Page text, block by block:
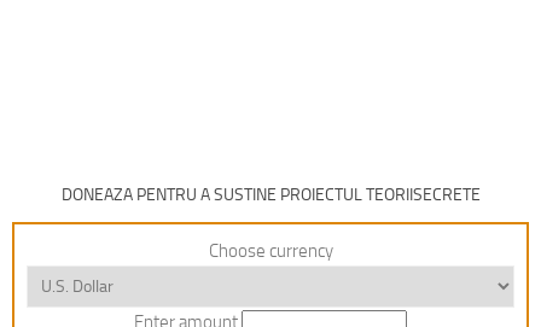
DONEAZA PENTRU A SUSTINE PROIECTUL TEORIISECRETE
Choose currency
Enter amount